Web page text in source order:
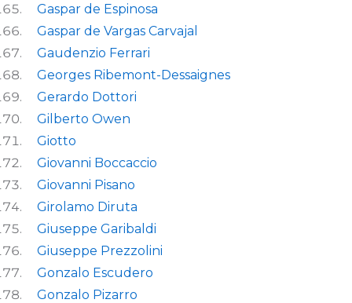
Gaspar de Espinosa
Gaspar de Vargas Carvajal
Gaudenzio Ferrari
Georges Ribemont-Dessaignes
Gerardo Dottori
Gilberto Owen
Giotto
Giovanni Boccaccio
Giovanni Pisano
Girolamo Diruta
Giuseppe Garibaldi
Giuseppe Prezzolini
Gonzalo Escudero
Gonzalo Pizarro